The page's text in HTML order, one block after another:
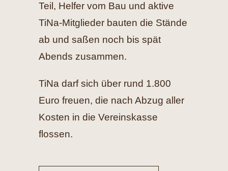
Teil, Helfer vom Bau und aktive
TiNa-Mitglieder bauten die Stände
ab und saßen noch bis spät
Abends zusammen.
TiNa darf sich über rund 1.800
Euro freuen, die nach Abzug aller
Kosten in die Vereinskasse
flossen.